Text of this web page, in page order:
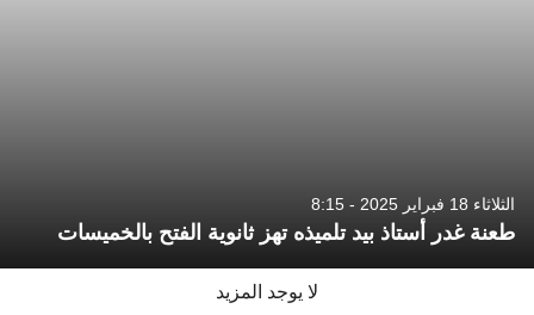
الثلاثاء 18 فبراير 2025 - 8:15
طعنة غدر أستاذ بيد تلميذه تهز ثانوية الفتح بالخميسات
لا يوجد المزيد